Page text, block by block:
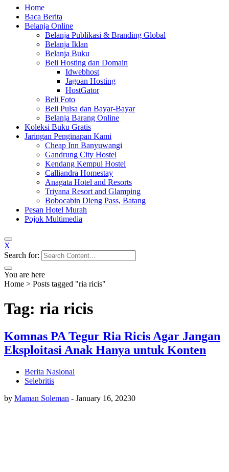
Home
Baca Berita
Belanja Online
Belanja Publikasi & Branding Global
Belanja Iklan
Belanja Buku
Beli Hosting dan Domain
Idwebhost
Jagoan Hosting
HostGator
Beli Foto
Beli Pulsa dan Bayar-Bayar
Belanja Barang Online
Koleksi Buku Gratis
Jaringan Penginapan Kami
Cheap Inn Banyuwangi
Gandrung City Hostel
Kendang Kempul Hostel
Calliandra Homestay
Anagata Hotel and Resorts
Triyana Resort and Glamping
Bobocabin Dieng Pass, Batang
Pesan Hotel Murah
Pojok Multimedia
X
Search for:
You are here
Home > Posts tagged "ria ricis"
Tag: ria ricis
Komnas PA Tegur Ria Ricis Agar Jangan
Eksploitasi Anak Hanya untuk Konten
Berita Nasional
Selebritis
by Maman Soleman - January 16, 20230